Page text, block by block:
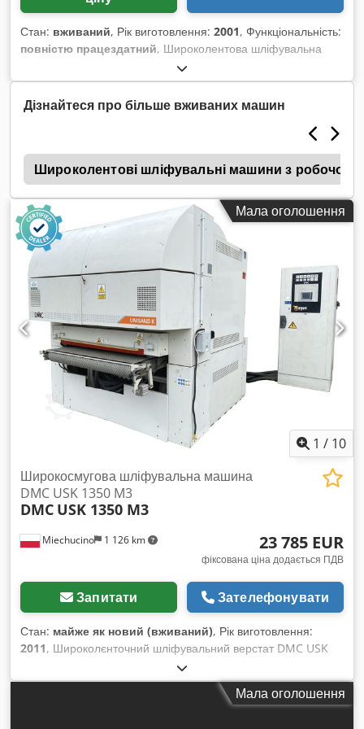
Стан: вживаний, Рік виготовлення: 2001, Функціональність:
повністю працездатний, Широколентова шліфувальна
машина DMC US 1350 M2, рік випуску 2001, продається!
Credpfx Acsx Ezwhj Def
Дізнайтеся про більше вживаних машин
Широколентові шліфувальні машини з
Мала оголошення
1 / 10
Miechucino 1 126 km
Широкосмугова шліфувальна машина
DMC USK 1350 M3
DMC USK 1350 M3
23 785 EUR
фіксована ціна додається ПДВ
Запитати Зателефонувати
Стан: майже як новий (вживаний), Рік виготовлення:
2011, Широколєнточний шліфувальний верстат DMC USK
1350 M3 – виробництва Італії – поперечний агрегат, так
званий «сержант» – рік випуску 2011 – електричний та
пневматичний іонізатор ТЕХНІЧНІ ХАРАКТЕРИСТИКИ:
Мала оголошення